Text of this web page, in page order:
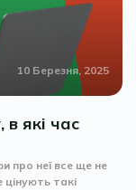
10 Березня, 2025
які час
про неї все ще не
такі